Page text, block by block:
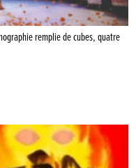
remplie de cubes, quatre